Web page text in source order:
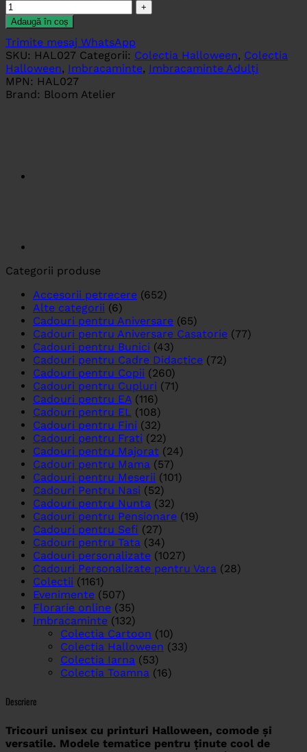
Adaugă în coș
Trimite mesaj WhatsApp
SKU: HAL027 Categorii: Colectia Halloween, Colectia
Halloween, Imbracaminte, Imbracaminte Adulți
MPN: HAL027
Brand: Bloom Atelier
Categorii produse
Accesorii petrecere (652)
Alte categorii (6)
Cadouri pentru Aniversare (65)
Cadouri pentru Aniversare Casatorie (77)
Cadouri pentru Bunici (43)
Cadouri pentru Cadre Didactice (72)
Cadouri pentru Copii (260)
Cadouri pentru Cupluri (71)
Cadouri pentru EA (116)
Cadouri pentru EL (108)
Cadouri pentru Fini (32)
Cadouri pentru Frati (22)
Cadouri pentru Majorat (24)
Cadouri pentru Mama (57)
Cadouri pentru Meserii (101)
Cadouri Pentru Nasi (52)
Cadouri pentru Nunta (32)
Cadouri pentru Pensionare (19)
Cadouri pentru Sefi (27)
Cadouri pentru Tata (34)
Cadouri personalizate (1027)
Cadouri Personalizate pentru Vara (28)
Colectii (1161)
Evenimente (507)
Florarie online (35)
Imbracaminte (132)
Colectia Cartoon (10)
Colectia Halloween (33)
Colectia Iarna (53)
Colectia Toamna (16)
Descriere
Tricouri unisex cu printuri Halloween, comode și
versatile. Modele tematice pentru ținute cool de